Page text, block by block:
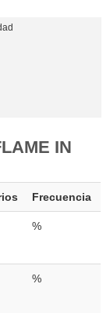
IN
Frecuencia
%
%